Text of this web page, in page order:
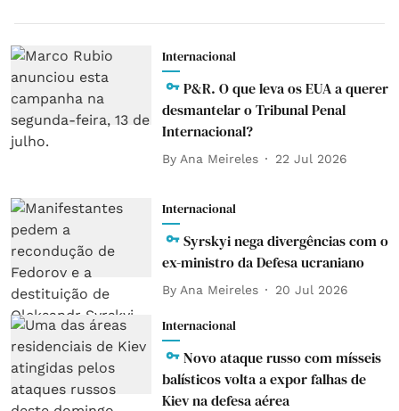
Internacional
P&R. O que leva os EUA a querer
desmantelar o Tribunal Penal
Internacional?
By Ana Meireles 22 Jul 2026
Internacional
Syrskyi nega divergências com o
ex-ministro da Defesa ucraniano
By Ana Meireles 20 Jul 2026
Internacional
Novo ataque russo com mísseis
balísticos volta a expor falhas de
Kiev na defesa aérea